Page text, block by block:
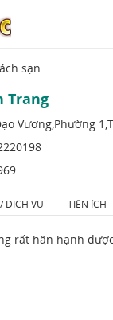
sạn
Trang
Vương,Phường
DỊCH VỤ TIỆN ÍCH
rất hân hạnh